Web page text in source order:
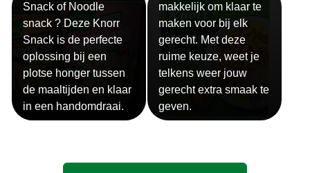
Snack of Noodle
snack ? Deze Knorr
Snack is de perfecte
oplossing bij een
plotse honger tussen
de maaltijden en klaar
in een handomdraai.
makkelijk om klaar te
maken voor bij elk
gerecht. Met deze
ruime keuze, weet je
telkens weer jouw
gerecht extra smaak te
geven.